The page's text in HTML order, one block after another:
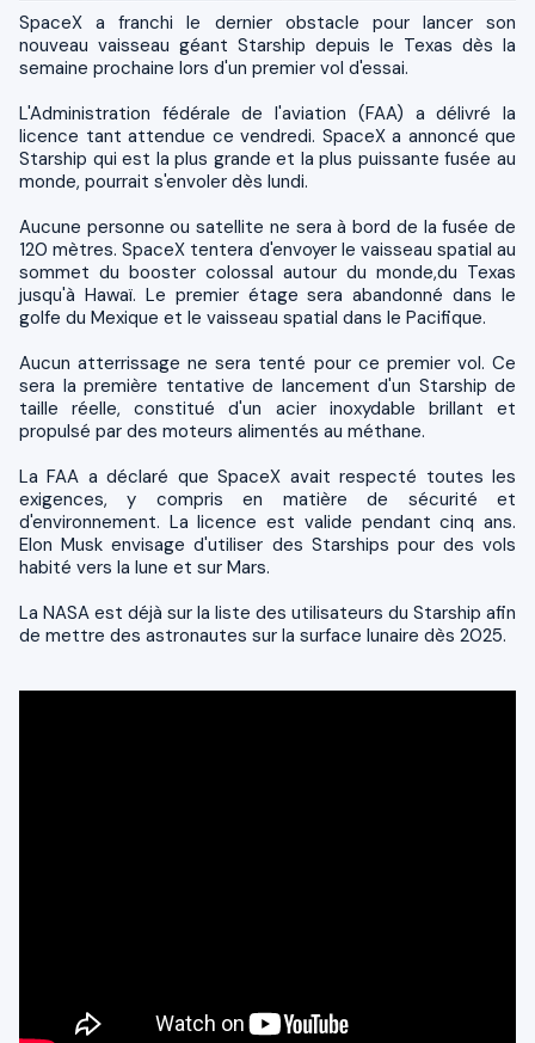
SpaceX a franchi le dernier obstacle pour lancer son
nouveau vaisseau géant Starship depuis le Texas dès la
semaine prochaine lors d'un premier vol d'essai.
L'Administration fédérale de l'aviation (FAA) a délivré la
licence tant attendue ce vendredi. SpaceX a annoncé que
Starship qui est la plus grande et la plus puissante fusée au
monde, pourrait s'envoler dès lundi.
Aucune personne ou satellite ne sera à bord de la fusée de
120 mètres. SpaceX tentera d'envoyer le vaisseau spatial au
sommet du booster colossal autour du monde,du Texas
jusqu'à Hawaï. Le premier étage sera abandonné dans le
golfe du Mexique et le vaisseau spatial dans le Pacifique.
Aucun atterrissage ne sera tenté pour ce premier vol. Ce
sera la première tentative de lancement d'un Starship de
taille réelle, constitué d'un acier inoxydable brillant et
propulsé par des moteurs alimentés au méthane.
La FAA a déclaré que SpaceX avait respecté toutes les
exigences, y compris en matière de sécurité et
d'environnement. La licence est valide pendant cinq ans.
Elon Musk envisage d'utiliser des Starships pour des vols
habité vers la lune et sur Mars.
La NASA est déjà sur la liste des utilisateurs du Starship afin
de mettre des astronautes sur la surface lunaire dès 2025.